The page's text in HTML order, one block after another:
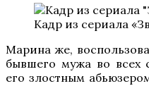
Кадр из сериала
Марина же,
бывшего мужа во всех
его злостным